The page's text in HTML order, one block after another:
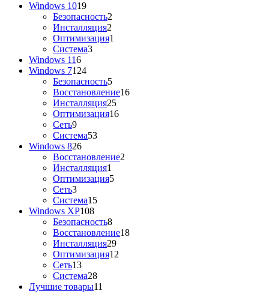
Windows 1019
Безопасность2
Инсталляция2
Оптимизация1
Система3
Windows 116
Windows 7124
Безопасность5
Восстановление16
Инсталляция25
Оптимизация16
Сеть9
Система53
Windows 826
Восстановление2
Инсталляция1
Оптимизация5
Сеть3
Система15
Windows XP108
Безопасность8
Восстановление18
Инсталляция29
Оптимизация12
Сеть13
Система28
Лучшие товары11